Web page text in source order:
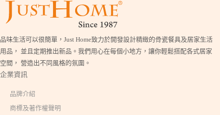
品味生活可以很簡單，Just Home致力於開發設計精緻的骨瓷餐具及居家生活
用品， 並且定期推出新品。我們用心在每個小地方，讓你輕鬆搭配各式居家
空間， 營造出不同風格的氛圍。
企業資訊
品牌介紹
商標及著作權聲明